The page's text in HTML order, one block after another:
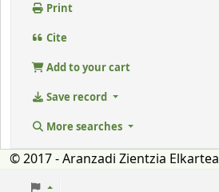
Print
Cite
Add to your cart
Save record
More searches
© 2017 - Aranzadi Zientzia Elkartea